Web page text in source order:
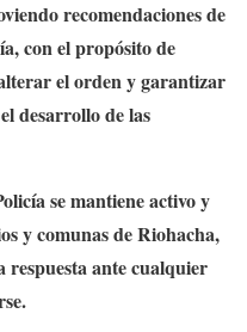
recomendaciones de
con el propósito de
el orden y garantizar
desarrollo de las
se mantiene activo y
y comunas de Riohacha,
ante cualquier